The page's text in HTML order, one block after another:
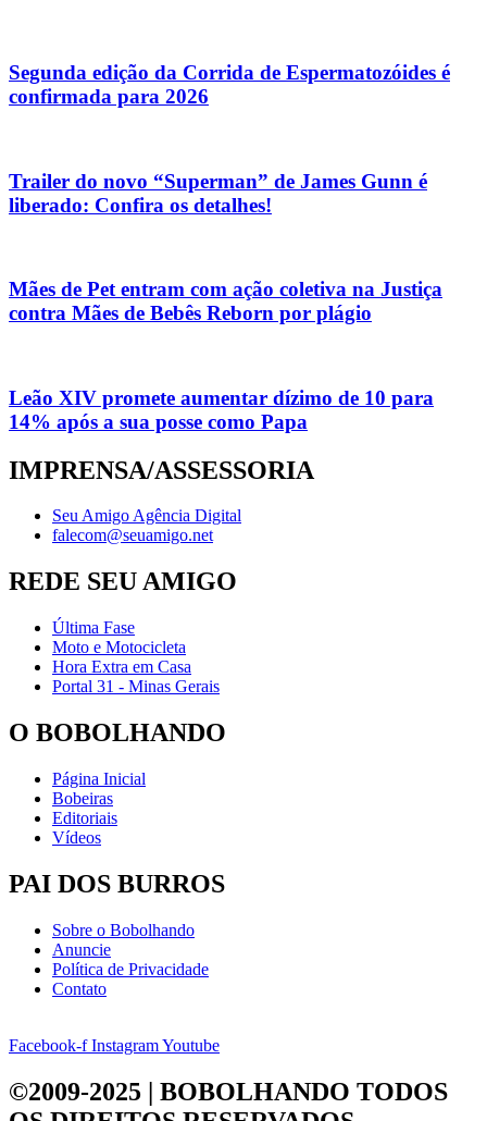
Segunda edição da Corrida de Espermatozóides é
confirmada para 2026
Trailer do novo “Superman” de James Gunn é
liberado: Confira os detalhes!
Mães de Pet entram com ação coletiva na Justiça
contra Mães de Bebês Reborn por plágio
Leão XIV promete aumentar dízimo de 10 para
14% após a sua posse como Papa
IMPRENSA/ASSESSORIA
Seu Amigo Agência Digital
falecom@seuamigo.net
REDE SEU AMIGO
Última Fase
Moto e Motocicleta
Hora Extra em Casa
Portal 31 - Minas Gerais
O BOBOLHANDO
Página Inicial
Bobeiras
Editoriais
Vídeos
PAI DOS BURROS
Sobre o Bobolhando
Anuncie
Política de Privacidade
Contato
Facebook-f InstagramYoutube
©2009-2025 | BOBOLHANDO TODOS